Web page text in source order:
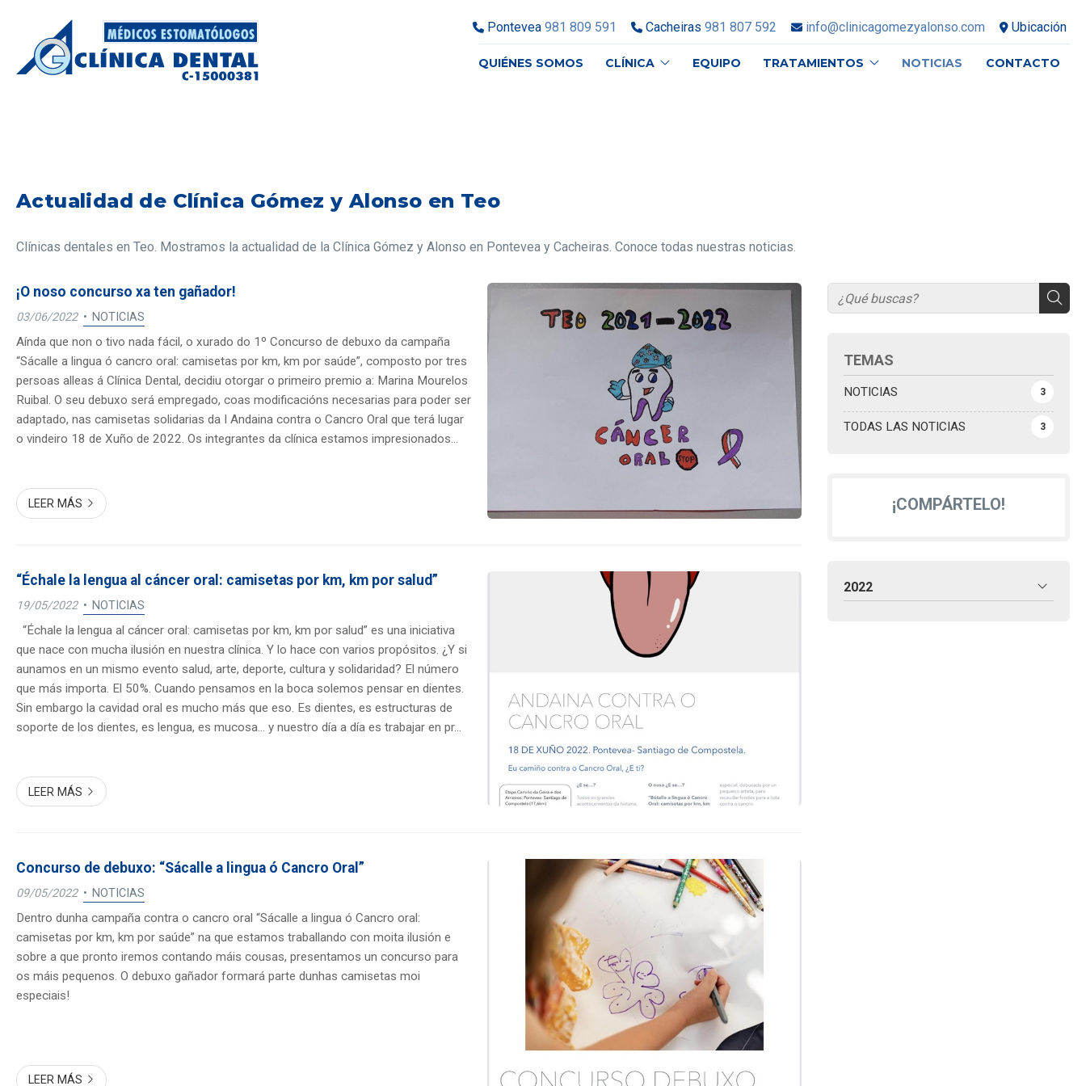
Pontevea 981 809 591 Cacheiras 981 807 592 info@clinicagomezyalonso.com Ubicación
QUIÉNES SOMOS CLÍNICA EQUIPO TRATAMIENTOS NOTICIAS CONTACTO
Actualidad de Clínica Gómez y Alonso en Teo
Clínicas dentales en Teo. Mostramos la actualidad de la Clínica Gómez y Alonso en Pontevea y Cacheiras. Conoce todas nuestras noticias.
TEMAS
TODAS LAS NOTICIAS 3
NOTICIAS 3
¡O noso concurso xa ten gañador!
03/06/2022 NOTICIAS
Aínda que non o tivo nada fácil, o xurado do 1º Concurso de debuxo da campaña
“Sácalle a lingua ó cancro oral: camisetas por km, km por saúde”, composto por tres
persoas alleas á Clínica Dental, decidiu otorgar o primeiro premio a: Marina Mourelos
Ruibal. O seu debuxo será empregado, coas modificacións necesarias para poder ser
adaptado, nas camisetas solidarias da I Andaina contra o Cancro Oral que terá lugar
o vindeiro 18 de Xuño de 2022. Os integrantes da clínica estamos impresionados
LEER MÁS
“Échale la lengua al cáncer oral: camisetas por km, km por salud”
19/05/2022 NOTICIAS
“Échale la lengua al cáncer oral: camisetas por km, km por salud” es una iniciativa
que nace con mucha ilusión en nuestra clínica. Y lo hace con varios propósitos. ¿Y si
aunamos en un mismo evento salud, arte, deporte, cultura y solidaridad? El número
que más importa. El 50%. Cuando pensamos en la boca solemos pensar en dientes.
Sin embargo la cavidad oral es mucho más que eso. Es dientes, es estructuras de
soporte de los dientes, es lengua, es mucosa… y nuestro día a día es trabajar en pr...
LEER MÁS
Concurso de debuxo: “Sácalle a lingua ó Cancro Oral”
09/05/2022 NOTICIAS
Dentro dunha campaña contra o cancro oral “Sácalle a lingua ó Cancro oral:
camisetas por km, km por saúde” na que estamos traballando con moita ilusión e
sobre a que pronto iremos contando máis cousas, presentamos un concurso para
os máis pequenos. O debuxo gañador formará parte dunhas camisetas moi
especiais!
LEER MÁS
¡COMPÁRTELO!
2022